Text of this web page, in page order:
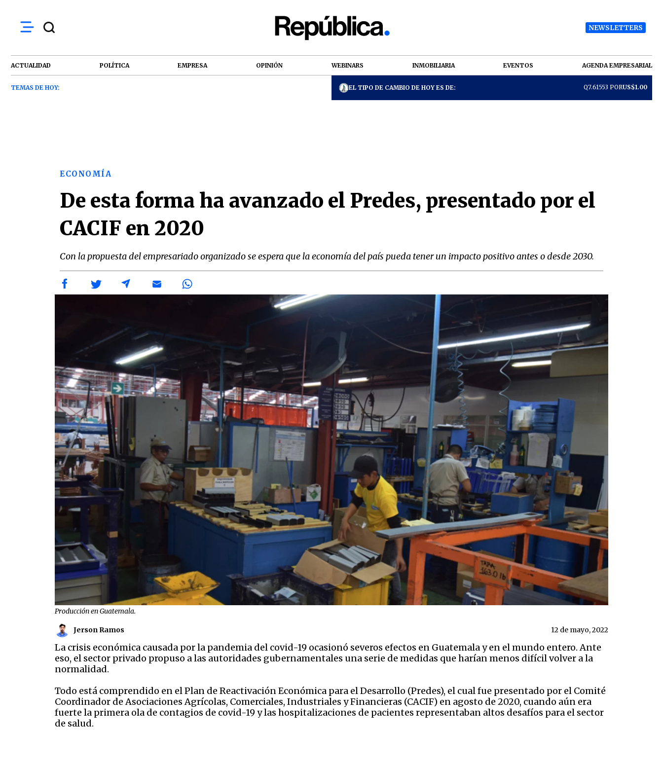
NEWSLETTERS
ACTUALIDAD POLÍTICA EMPRESA OPINIÓN WEBINARS INMOBILIARIA EVENTOS AGENDA EMPRESARIAL
TEMAS DE HOY: EL TIPO DE CAMBIO DE HOY ES DE: Q7.61553 PORUS$1.00
ECONOMÍA
De esta forma ha avanzado el Predes, presentado por el
CACIF en 2020
Con la propuesta del empresariado organizado se espera que la economía del país pueda tener un impacto positivo antes o desde 2030.
Producción en Guatemala.
Jerson Ramos 12 de mayo, 2022
La crisis económica causada por la pandemia del covid-19 ocasionó severos efectos en Guatemala y en el mundo entero. Ante
eso, el sector privado propuso a las autoridades gubernamentales una serie de medidas que harían menos difícil volver a la
normalidad.
Todo está comprendido en el Plan de Reactivación Económica para el Desarrollo (Predes), el cual fue presentado por el Comité
Coordinador de Asociaciones Agrícolas, Comerciales, Industriales y Financieras (CACIF) en agosto de 2020, cuando aún era
fuerte la primera ola de contagios de covid-19 y las hospitalizaciones de pacientes representaban altos desafíos para el sector
de salud.